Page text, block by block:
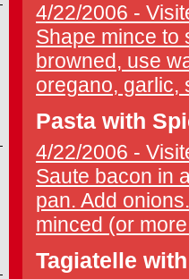
4/22/2006 -
Shape mince to
browned, use
oregano, garlic,
Pasta with
4/22/2006 -
Saute bacon in
pan. Add
minced (or
Tagiatelle